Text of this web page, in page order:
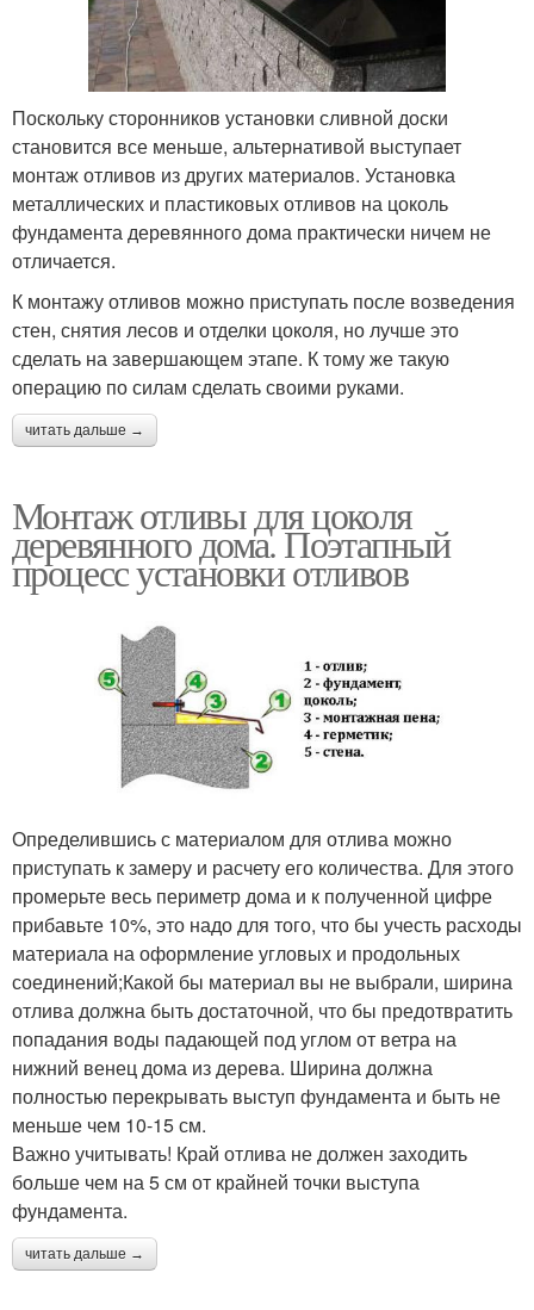
Поскольку сторонников установки сливной доски
становится все меньше, альтернативой выступает
монтаж отливов из других материалов. Установка
металлических и пластиковых отливов на цоколь
фундамента деревянного дома практически ничем не
отличается.
К монтажу отливов можно приступать после возведения
стен, снятия лесов и отделки цоколя, но лучше это
сделать на завершающем этапе. К тому же такую
операцию по силам сделать своими руками.
читать дальше →
Монтаж отливы для цоколя
деревянного дома. Поэтапный
процесс установки отливов
Определившись с материалом для отлива можно
приступать к замеру и расчету его количества. Для этого
промерьте весь периметр дома и к полученной цифре
прибавьте 10%, это надо для того, что бы учесть расходы
материала на оформление угловых и продольных
соединений;Какой бы материал вы не выбрали, ширина
отлива должна быть достаточной, что бы предотвратить
попадания воды падающей под углом от ветра на
нижний венец дома из дерева. Ширина должна
полностью перекрывать выступ фундамента и быть не
меньше чем 10-15 см.
Важно учитывать! Край отлива не должен заходить
больше чем на 5 см от крайней точки выступа
фундамента.
читать дальше →